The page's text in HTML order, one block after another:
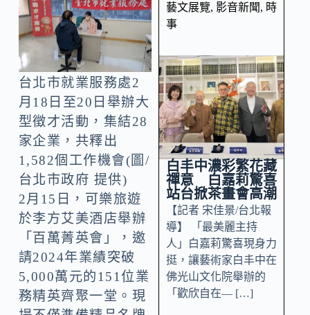
台北市就業服務處2
月18日至20日舉辦大
型徵才活動，集結28
家企業，共釋出
1,582個工作機會(圖/
台北市政府 提供)
2月15日，可樂旅遊
於李方艾美酒店舉辦
「百萬菁英會」，邀
請2024年業績突破
5,000萬元的151位業
務精英齊聚一堂。現
藝文展覽, 影音新聞, 時
事
白丰中濃彩繁花藏
禪意 白嘉莉驚喜
站台掀茶畫會高潮
【記者 宋佳景/台北報
導】 「最美麗主持
人」白嘉莉驚喜現身力
挺，讓藝術家白丰中在
佛光山文化院舉辦的
「歡欣自在— […]